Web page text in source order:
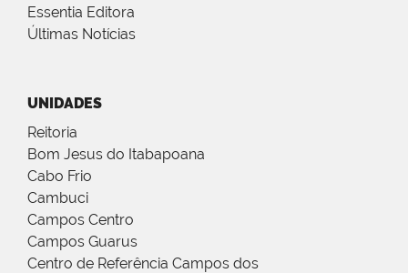
Essentia Editora
Últimas Notícias
UNIDADES
Reitoria
Bom Jesus do Itabapoana
Cabo Frio
Cambuci
Campos Centro
Campos Guarus
Centro de Referência Campos dos